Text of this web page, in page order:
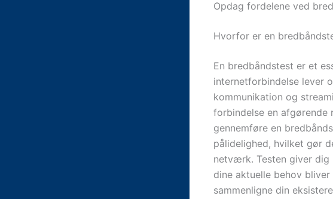
Opdag fordelene ved
Hvorfor er en
En bredbåndstest er et
internetforbindelse lever
kommunikation og
forbindelse en afgørende
gennemføre en
pålidelighed, hvilket gør
netværk. Testen giver dig
dine aktuelle behov
sammenligne din